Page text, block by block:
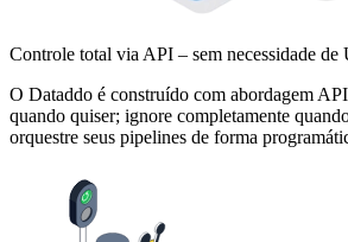
Controle total via API – sem necessidade de
O Dataddo é construído com abordagem
quando quiser; ignore completamente
orquestre seus pipelines de forma